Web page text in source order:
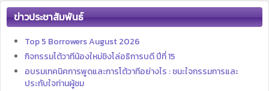
ข่าวประชาสัมพันธ์
Top 5 Borrowers August 2026
กิจกรรมโต้วาทีน้องใหม่ชิงโล่อธิการบดี ปีที่ 15
อบรมเทคนิคการพูดและการโต้วาทีอย่างไร : ชนะใจกรรมการและ
ประทับใจท่านผู้ชม